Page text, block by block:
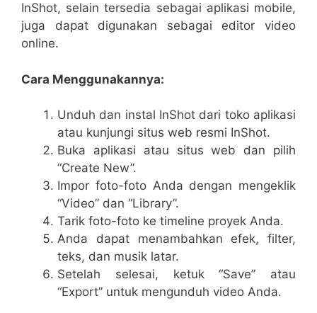
InShot, selain tersedia sebagai aplikasi mobile,
juga dapat digunakan sebagai editor video
online.
Cara Menggunakannya:
Unduh dan instal InShot dari toko aplikasi
atau kunjungi situs web resmi InShot.
Buka aplikasi atau situs web dan pilih
“Create New”.
Impor foto-foto Anda dengan mengeklik
“Video” dan “Library”.
Tarik foto-foto ke timeline proyek Anda.
Anda dapat menambahkan efek, filter,
teks, dan musik latar.
Setelah selesai, ketuk “Save” atau
“Export” untuk mengunduh video Anda.